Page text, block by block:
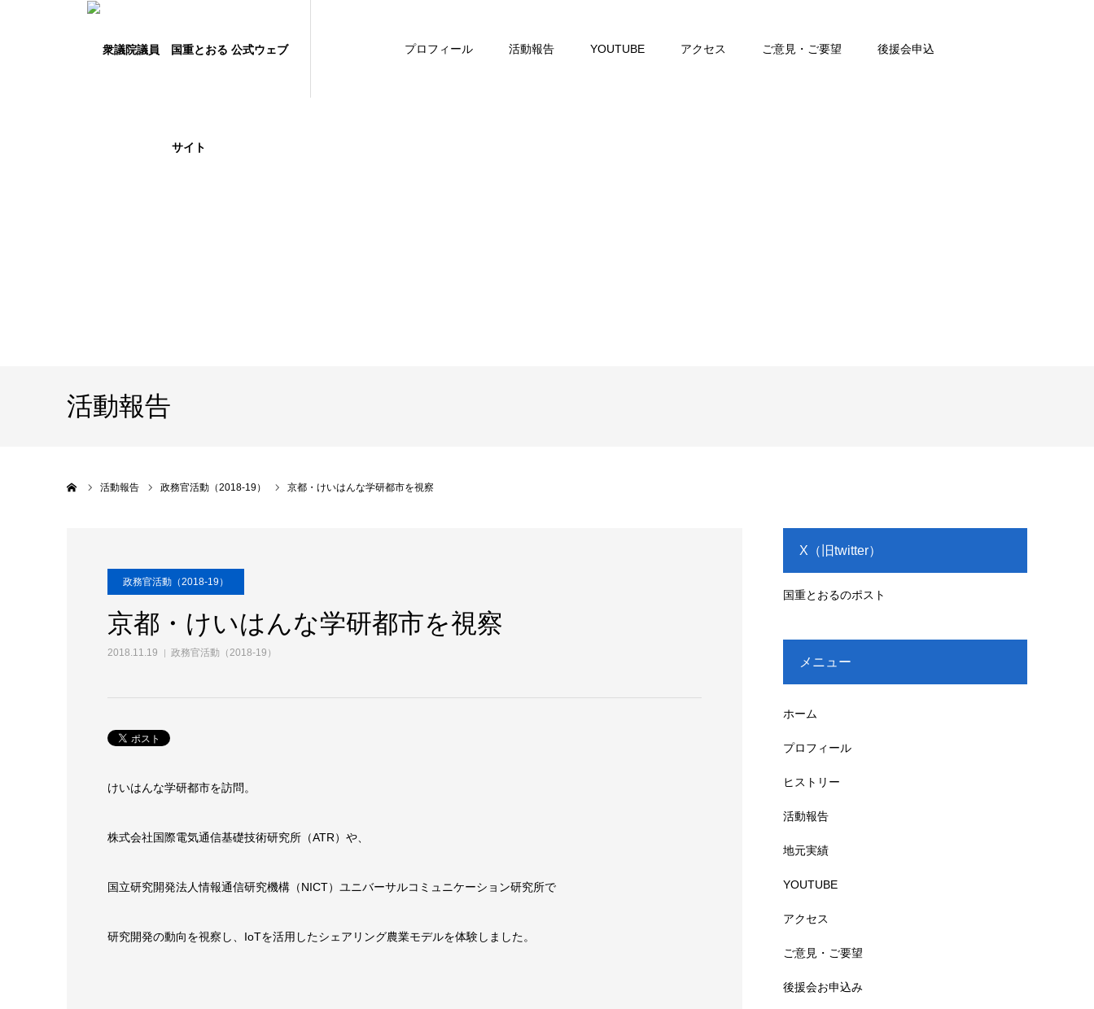
プロフィール 活動報告 YOUTUBE アクセス ご意見・ご要望 後援会申込
活動報告
活動報告 政務官活動（2018-19） 京都・けいはんな学研都市を視察
政務官活動（2018-19）
京都・けいはんな学研都市を視察
2018.11.19 政務官活動（2018-19）
けいはんな学研都市を訪問。
株式会社国際電気通信基礎技術研究所（ATR）や、
国立研究開発法人情報通信研究機構（NICT）ユニバーサルコミュニケーション研究所で
研究開発の動向を視察し、IoTを活用したシェアリング農業モデルを体験しました。
X（旧twitter）
国重とおるのポスト
メニュー
ホーム
プロフィール
ヒストリー
活動報告
地元実績
YOUTUBE
アクセス
ご意見・ご要望
後援会お申込み